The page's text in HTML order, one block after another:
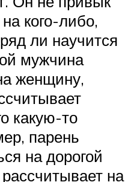
кого-либо,
ли научится
мужчина
женщину,
какую-то
парень
на дорогой
на